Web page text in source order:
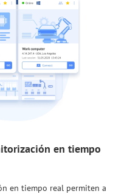
en tiempo
en tiempo real permiten a